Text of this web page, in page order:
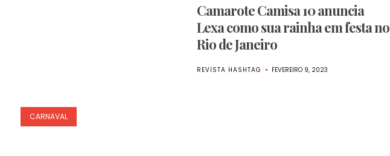
CARNAVAL
Camarote Camisa 10 anuncia
Lexa como sua rainha em festa no
Rio de Janeiro
REVISTA HASHTAG FEVEREIRO 9, 2023